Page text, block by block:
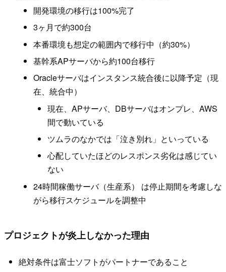
開発環境の移行は100%完了
3ヶ月で約300台
本番環境も想定の範囲内で移行中（約30%）
基幹系APサーバから約100台移行
Oracleサーバはインスタンス統合後に以降予定（現
在、統合中）
現在、APサーバ、DBサーバはオンプレ、AWS
間で動いている
ツムラのなかでは「泣き別れ」といっている
心配していたほどのレスポンス劣化は感じてい
ない
24時間稼働サーバ（生産系） は停止期間を考慮しな
がら移行スケジュールを調整中
プロジェクトが炎上しなかった理由
絶対条件は富士ソフトがパートナーであること